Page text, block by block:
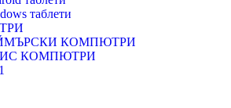
таблети
КОМПЮТРИ
КОМПЮТРИ